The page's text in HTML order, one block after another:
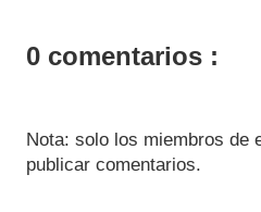
0 comentarios :
Nota: solo los miembros de
publicar comentarios.